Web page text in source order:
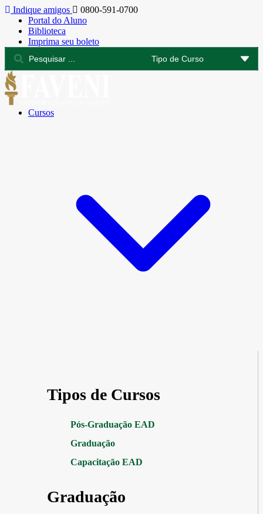
Indique amigos
0800-591-0700
Portal do Aluno
Biblioteca
Imprima seu boleto
Cursos
Tipos de Cursos
Pós-Graduação EAD
Graduação
Capacitação EAD
Graduação